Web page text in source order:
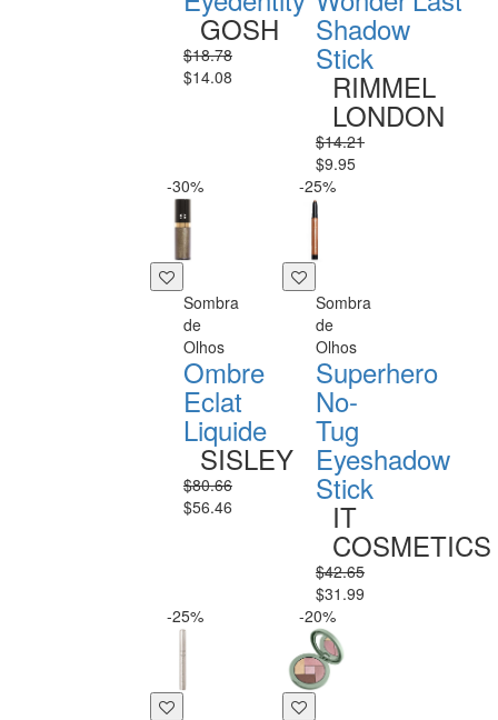
GOSH
$18.78
$14.08
Shadow
Stick
RIMMEL
LONDON
$14.21
$9.95
-30%
Sombra
de
Olhos
Ombre
Eclat
Liquide
SISLEY
$80.66
$56.46
-25%
Sombra
de
Olhos
Superhero
No-
Tug
Eyeshadow
Stick
IT
COSMETICS
$42.65
$31.99
-25%
-20%